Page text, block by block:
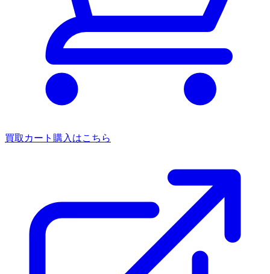
買取カート 購入はこちら